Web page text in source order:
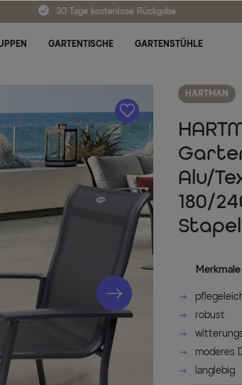
30 Tage kostenlose Rückgabe
GARTENTISCHE GARTENSTÜHLE
A
HARTMAN
Alu/
180/
Merkmale
robust
moderes
langlebig